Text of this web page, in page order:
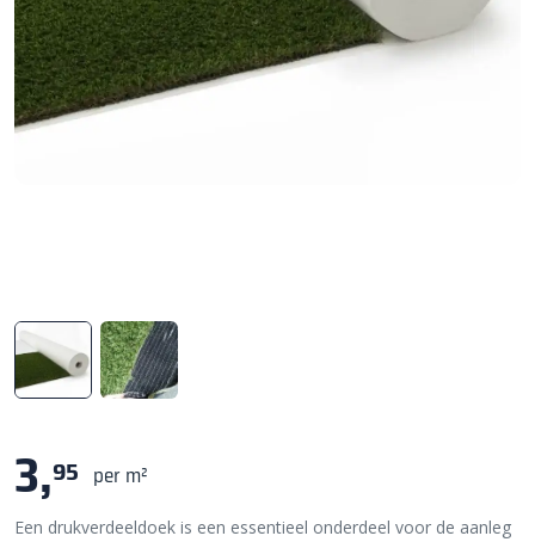
3,95 per m²
Een drukverdeeldoek is een essentieel onderdeel voor de aanleg